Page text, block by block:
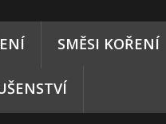
SMĚSI KOŘENÍ